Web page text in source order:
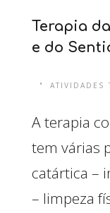
Terapia
e do
ATIVIDADES
A terapia
tem várias
catártica –
– limpeza